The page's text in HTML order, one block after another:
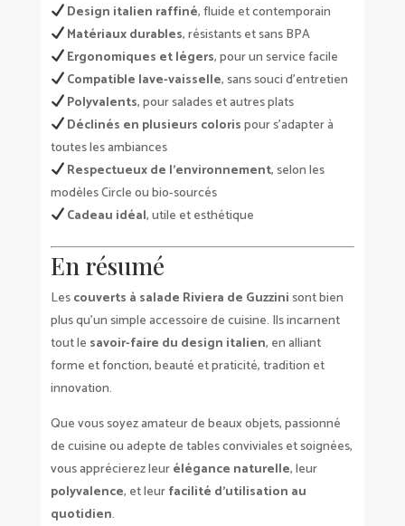
Design italien raffiné, fluide et contemporain
Matériaux durables, résistants et sans BPA
Ergonomiques et légers, pour un service facile
Compatible lave-vaisselle, sans souci d’entretien
Polyvalents, pour salades et autres plats
Déclinés en plusieurs colorispour s’adapter à
toutes les ambiances
Respectueux de l’environnement, selon les
modèles Circle ou bio-sourcés
Cadeau idéal, utile et esthétique
En résumé
Lescouverts à salade Riviera de Guzzinisont bien
plus qu’un simple accessoire de cuisine. Ils incarnent
tout le savoir-faire du design italien, en alliant
forme et fonction, beauté et praticité, tradition et
innovation.
Que vous soyez amateur de beaux objets, passionné
de cuisine ou adepte de tables conviviales et soignées,
vous apprécierez leurélégance naturelle, leur
polyvalence, et leurfacilité d’utilisation au
quotidien.